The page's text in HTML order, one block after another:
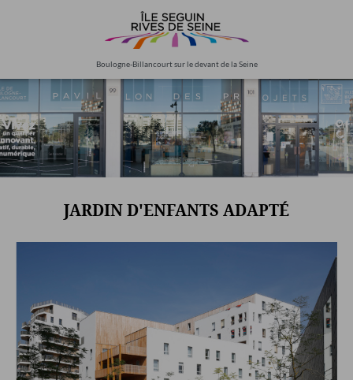
Boulogne-Billancourt sur le devant de la Seine
JARDIN D'ENFANTS ADAPTÉ